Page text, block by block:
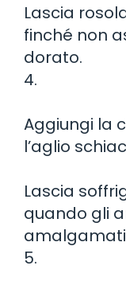
Lascia
finché non
dorato.
4.
Aggiungi la
l’aglio
Lascia
quando gli
5.